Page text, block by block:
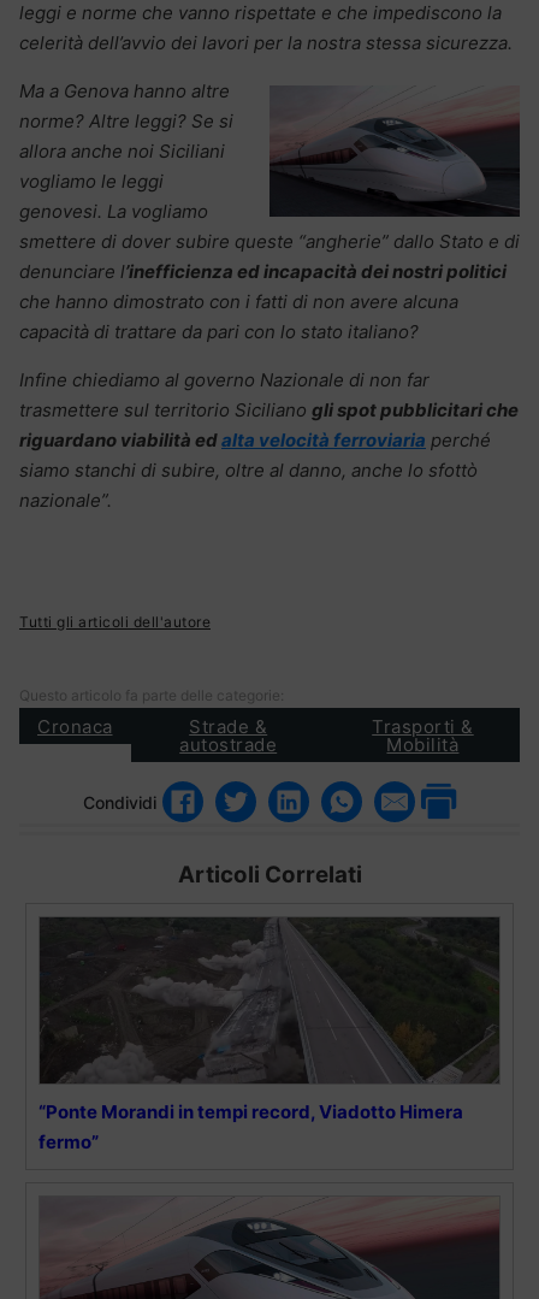
leggi e norme che vanno rispettate e che impediscono la
celerità dell’avvio dei lavori per la nostra stessa sicurezza.
Ma a Genova hanno altre
norme? Altre leggi? Se si
allora anche noi Siciliani
vogliamo le leggi
genovesi. La vogliamo
smettere di dover subire queste “angherie” dallo Stato e di
denunciare l’inefficienza ed incapacità dei nostri politici
che hanno dimostrato con i fatti di non avere alcuna
capacità di trattare da pari con lo stato italiano?
Infine chiediamo al governo Nazionale di non far
trasmettere sul territorio Siciliano gli spot pubblicitari che
riguardano viabilità edalta velocità ferroviaria perché
siamo stanchi di subire, oltre al danno, anche lo sfottò
nazionale”.
Tutti gli articoli dell'autore
Questo articolo fa parte delle categorie:
Cronaca Strade &
autostrade
Trasporti &
Mobilità
Condividi
Articoli Correlati
“Ponte Morandi in tempi record, Viadotto Himera
fermo”